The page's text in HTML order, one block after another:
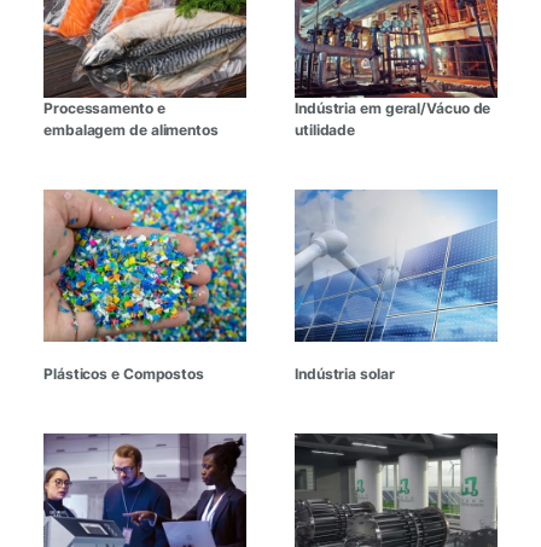
Processamento e
embalagem de alimentos
Indústria em geral/Vácuo de
utilidade
Plásticos e Compostos Indústria solar